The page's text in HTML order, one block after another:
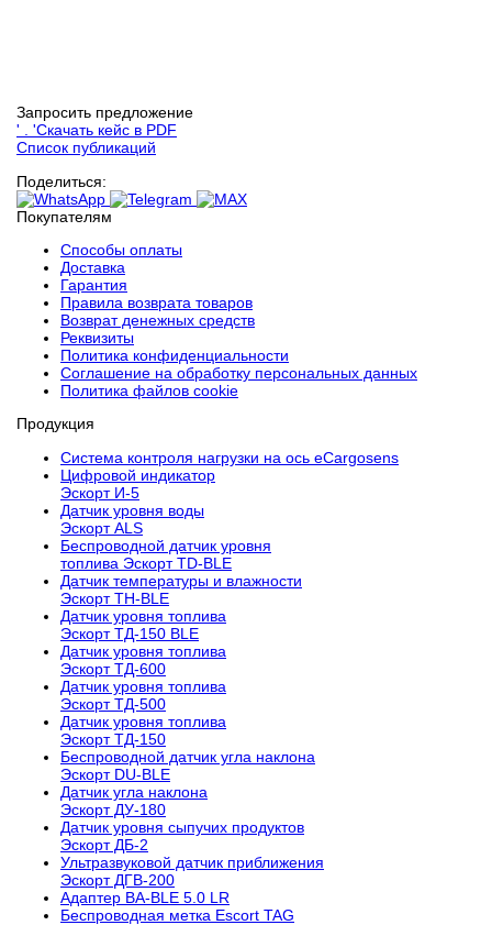
Запросить предложение
' . 'Скачать кейс в PDF
Список публикаций
Поделиться:
Покупателям
Способы оплаты
Доставка
Гарантия
Правила возврата товаров
Возврат денежных средств
Реквизиты
Политика конфиденциальности
Соглашение на обработку персональных данных
Политика файлов cookie
Продукция
Cистема контроля нагрузки на ось eCargosens
Цифровой индикатор
Эскорт И-5
Датчик уровня воды
Эскорт ALS
Беспроводной датчик уровня
топлива Эскорт TD-BLE
Датчик температуры и влажности
Эскорт TH-BLE
Датчик уровня топлива
Эскорт ТД-150 BLE
Датчик уровня топлива
Эскорт ТД-600
Датчик уровня топлива
Эскорт ТД-500
Датчик уровня топлива
Эскорт ТД-150
Беспроводной датчик угла наклона
Эскорт DU-BLE
Датчик угла наклона
Эскорт ДУ-180
Датчик уровня сыпучих продуктов
Эскорт ДБ-2
Ультразвуковой датчик приближения
Эскорт ДГВ-200
Aдаптер BA-BLE 5.0 LR
Беспроводная метка Escort TAG